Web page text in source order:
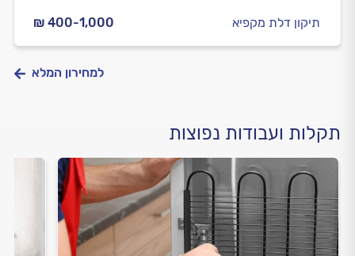
₪ 400-1,000 תיקון דלת מקפיא
למחירון המלא
תקלות ועבודות נפוצות